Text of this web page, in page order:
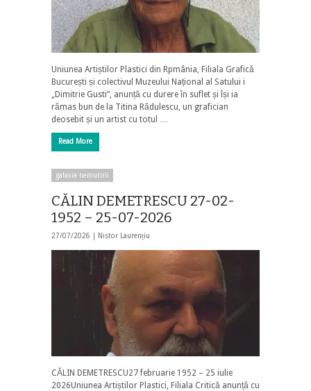
Uniunea Artiștilor Plastici din Rpmânia, Filiala Grafică
București și colectivul Muzeului Național al Satului i
„Dimitrie Gusti”, anunță cu durere în suflet și își ia
rămas bun de la Titina Rădulescu, un grafician
deosebit și un artist cu totul …
Read More
galaxia nemuririi
CĂLIN DEMETRESCU 27-02-
1952 – 25-07-2026
27/07/2026 | Nistor Laurențiu
CĂLIN DEMETRESCU27 februarie 1952 – 25 iulie
2026Uniunea Artiștilor Plastici, Filiala Critică anunță cu